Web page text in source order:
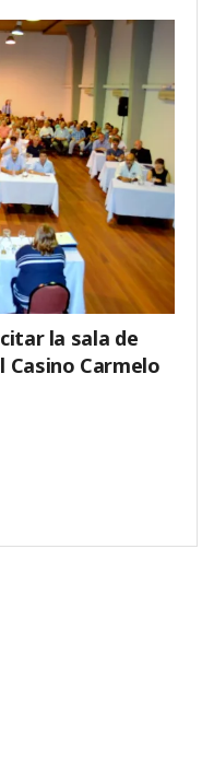
la sala de
Casino Carmelo